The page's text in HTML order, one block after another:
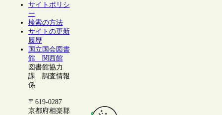
サイトポリシ
ー
検索の方法
サイトの更新
履歴
国立国会図書
館 関西館
図書館協力
課 調査情報
係
〒619-0287
京都府相楽郡